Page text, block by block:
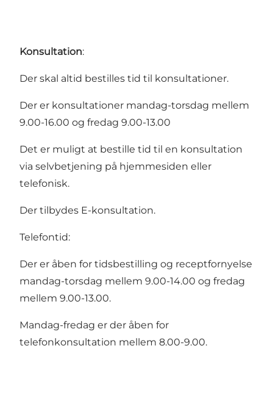
Konsultation:
Der skal altid bestilles tid til konsultationer.
Der er konsultationer mandag-torsdag mellem
9.00-16.00 og fredag 9.00-13.00
Det er muligt at bestille tid til en konsultation
via selvbetjening på hjemmesiden eller
telefonisk.
Der tilbydes E-konsultation.
Telefontid:
Der er åben for tidsbestilling og receptfornyelse
mandag-torsdag mellem 9.00-14.00 og fredag
mellem 9.00-13.00.
Mandag-fredag er der åben for
telefonkonsultation mellem 8.00-9.00.